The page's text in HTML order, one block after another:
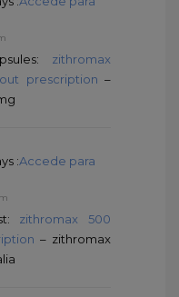
zithromax
prescription –
:Accede para
zithromax 500
– zithromax